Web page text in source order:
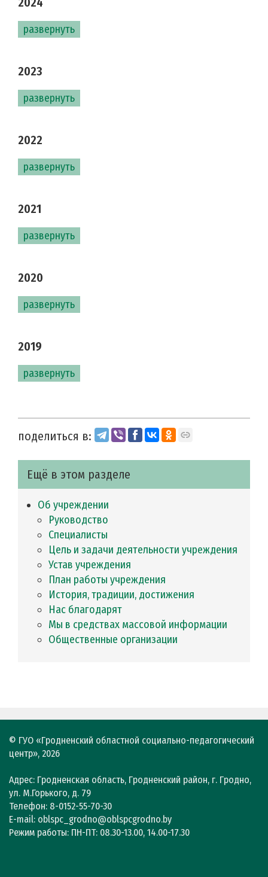
развернуть
2023
развернуть
2022
развернуть
2021
развернуть
2020
развернуть
2019
развернуть
поделиться в:
Ещё в этом разделе
Об учреждении
Руководство
Специалисты
Цель и задачи деятельности учреждения
Устав учреждения
План работы учреждения
История, традиции, достижения
Нас благодарят
Мы в средствах массовой информации
Общественные организации
© ГУО «Гродненский областной социально-педагогический
центр», 2026
Адрес: Гродненская область, Гродненский район, г. Гродно,
ул. М.Горького, д. 79
Телефон: 8-0152-55-70-30
E-mail: oblspc_grodno@oblspcgrodno.by
Режим работы: ПН-ПТ: 08.30-13.00, 14.00-17.30